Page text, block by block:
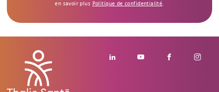
en savoir plus Politique de confidentialité.
Footer social
Linkedin Youtube Facebook